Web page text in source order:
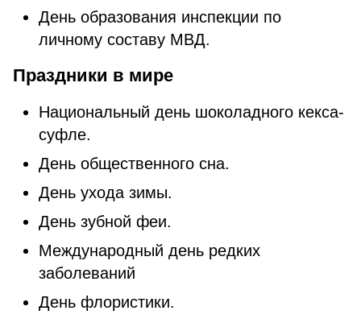
День образования инспекции по
личному составу МВД.
Праздники в мире
Национальный день шоколадного кекса-
суфле.
День общественного сна.
День ухода зимы.
День зубной феи.
Международный день редких
заболеваний
День флористики.